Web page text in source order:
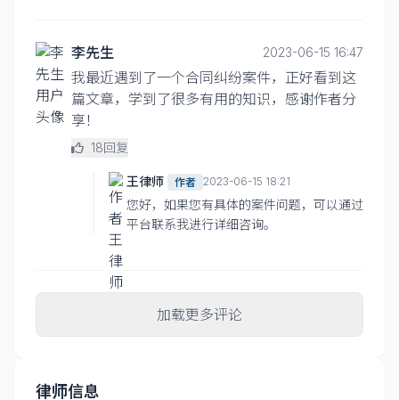
李先生 2023-06-15 16:47
我最近遇到了一个合同纠纷案件，正好看到这
篇文章，学到了很多有用的知识，感谢作者分
享！
18回复
王律师 作者 2023-06-15 18:21
您好，如果您有具体的案件问题，可以通过
平台联系我进行详细咨询。
加载更多评论
律师信息